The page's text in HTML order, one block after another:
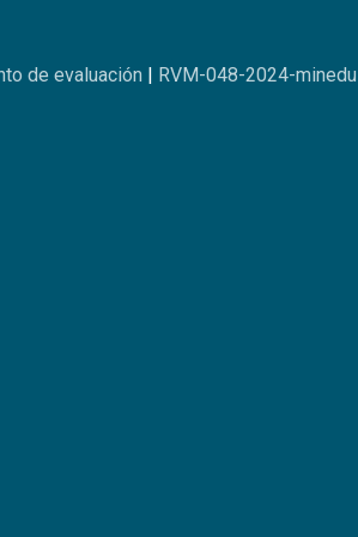
de evaluación | RVM-048-2024-minedu